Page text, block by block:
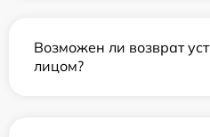
Возможен ли возврат
лицом?